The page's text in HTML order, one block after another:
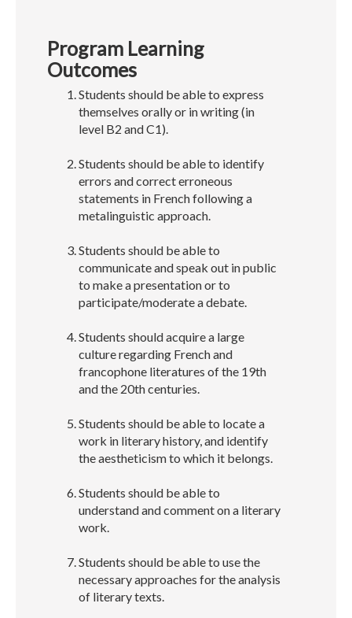
Program Learning
Outcomes
Students should be able to express
themselves orally or in writing (in
level B2 and C1).
Students should be able to identify
errors and correct erroneous
statements in French following a
metalinguistic approach.
Students should be able to
communicate and speak out in public
to make a presentation or to
participate/moderate a debate.
Students should acquire a large
culture regarding French and
francophone literatures of the 19th
and the 20th centuries.
Students should be able to locate a
work in literary history, and identify
the aestheticism to which it belongs.
Students should be able to
understand and comment on a literary
work.
Students should be able to use the
necessary approaches for the analysis
of literary texts.